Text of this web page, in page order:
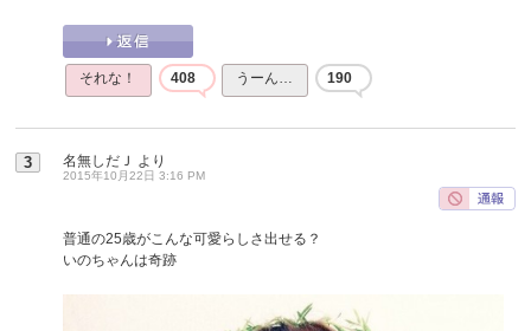
それな！ 408 うーん… 190
3 名無しだＪ より
2015年10月22日 3:16 PM
普通の25歳がこんな可愛らしさ出せる？
いのちゃんは奇跡